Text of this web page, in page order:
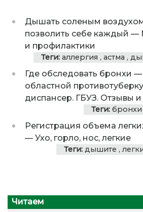
Дышать соленым
позволить себе каждый —
и профилактики
Теги: аллергия , астма ,
Где обследовать бронхи —
областной
диспансер. ГБУЗ. Отзывы
Теги: бронхи
Регистрация объема
— Ухо, горло, нос, легкие
Теги: дышите ,
Читаем